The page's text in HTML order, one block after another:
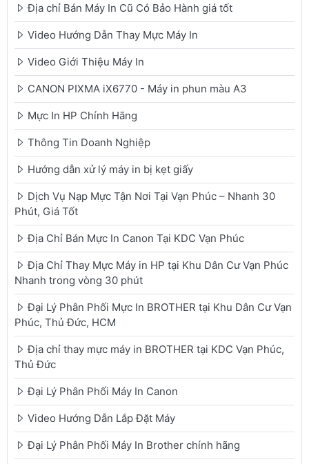
Địa chỉ Bán Máy In Cũ Có Bảo Hành giá tốt
Video Hướng Dẫn Thay Mực Máy In
Video Giới Thiệu Máy In
CANON PIXMA iX6770 - Máy in phun màu A3
Mực In HP Chính Hãng
Thông Tin Doanh Nghiệp
Hướng dẫn xử lý máy in bị kẹt giấy
Dịch Vụ Nạp Mực Tận Nơi Tại Vạn Phúc – Nhanh 30
Phút, Giá Tốt
Địa Chỉ Bán Mực In Canon Tại KDC Vạn Phúc
Địa Chỉ Thay Mực Máy in HP tại Khu Dân Cư Vạn Phúc
Nhanh trong vòng 30 phút
Đại Lý Phân Phối Mực In BROTHER tại Khu Dân Cư Vạn
Phúc, Thủ Đức, HCM
Địa chỉ thay mực máy in BROTHER tại KDC Vạn Phúc,
Thủ Đức
Đại Lý Phân Phối Máy In Canon
Video Hướng Dẫn Lắp Đặt Máy
Đại Lý Phân Phối Máy In Brother chính hãng